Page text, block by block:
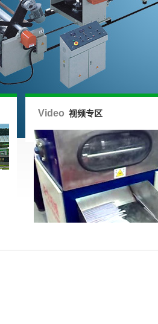
Video 视频专区